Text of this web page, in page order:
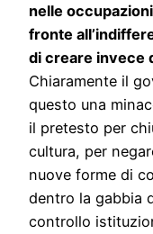
nelle
fronte
di creare invece
Chiaramente il
questo una
il pretesto per
cultura, per
nuove forme di
dentro la gabbia
controllo